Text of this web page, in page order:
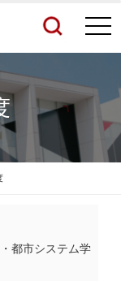
都市システム学